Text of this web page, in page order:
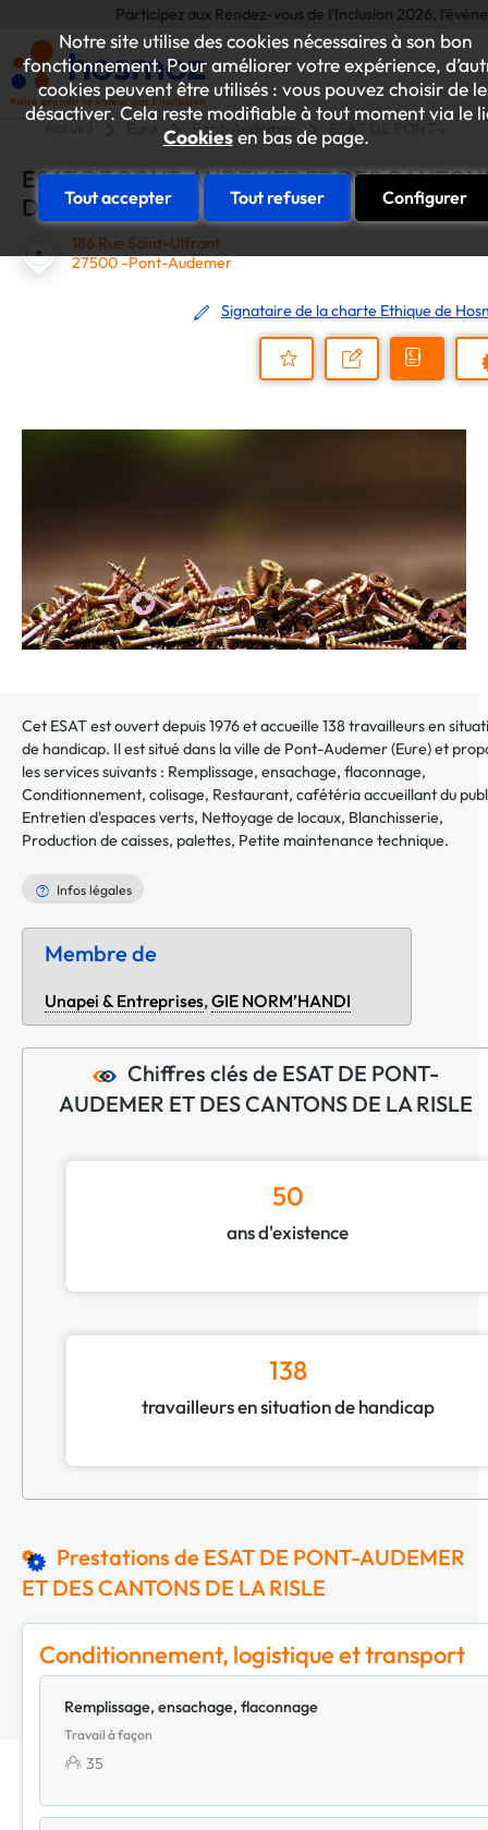
Notre site utilise des cookies nécessaires à son bon
fonctionnement. Pour améliorer votre expérience,
cookies peuvent être utilisés : vous pouvez choisir de
désactiver. Cela reste modifiable à tout moment via le
Cookiesen bas de page.
Tout accepter Tout refuser Configurer
Participez aux Rendez-vous de l'Inclusion 2026,
Accueil Pont-Audemer
ESAT DE PONT-AUDEMER ET DES
DE LA RISLE
186 Rue Saint-Ulfrant
27500 -Pont-Audemer
Signataire de la charte Ethique de
Nous
Demander
Cet ESAT est ouvert depuis 1976 et accueille 138 travailleurs en
de handicap. Il est situé dans la ville de Pont-Audemer(Eure) et
les services suivants : Remplissage, ensachage, flaconnage,
Conditionnement, colisage, Restaurant, cafétéria accueillant du
Entretien d'espaces verts, Nettoyage de locaux, Blanchisserie,
Production de caisses, palettes, Petite maintenance technique.
Infos légales
Membre de
Unapei & Entreprises,GIE NORM’HANDI
Chiffres clés de ESAT DE PONT-
AUDEMER ET DES CANTONS DE LA RISLE
50
ans d'existence
138
travailleurs en situation de handicap
Prestations de ESAT DE PONT-AUDEMER
ET DES CANTONS DE LA RISLE
Conditionnement, logistique et transport
Remplissage, ensachage, flaconnage
Travail à façon
35